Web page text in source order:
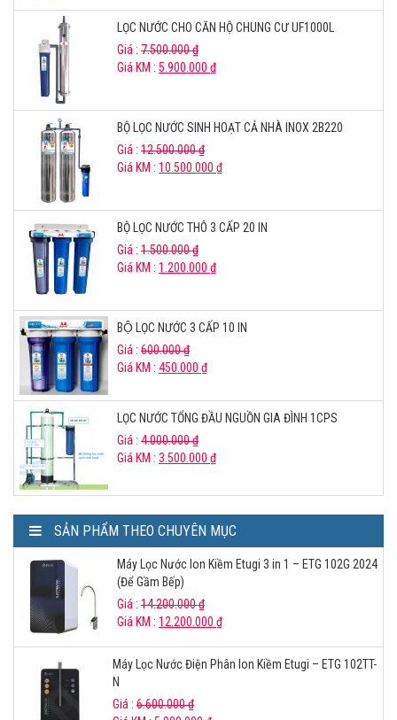
LỌC NƯỚC CHO CĂN HỘ CHUNG CƯ UF1000L
Giá : 7.500.000₫
Giá KM : 5.900.000 ₫
BỘ LỌC NƯỚC SINH HOẠT CẢ NHÀ INOX 2B220
Giá : 12.500.000₫
Giá KM : 10.500.000 ₫
BỘ LỌC NƯỚC THÔ 3 CẤP 20 IN
Giá : 1.500.000₫
Giá KM : 1.200.000 ₫
BỘ LỌC NƯỚC 3 CẤP 10 IN
Giá : 600.000₫
Giá KM : 450.000 ₫
LỌC NƯỚC TỔNG ĐẦU NGUỒN GIA ĐÌNH 1CPS
Giá : 4.000.000₫
Giá KM : 3.500.000 ₫
SẢN PHẨM THEO CHUYÊN MỤC
Máy Lọc Nước Ion Kiềm Etugi 3 in 1 – ETG 102G 2024
(Để Gầm Bếp)
Giá : 14.200.000₫
Giá KM : 12.200.000 ₫
Máy Lọc Nước Điện Phân Ion Kiềm Etugi – ETG 102TT-
N
Giá : 6.600.000₫